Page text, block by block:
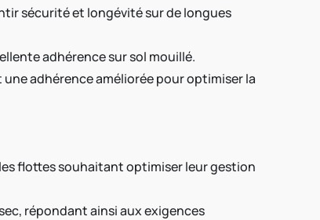
sécurité et longévité sur de longues
adhérence sur sol mouillé.
adhérence améliorée pour optimiser la
flottes souhaitant optimiser leur gestion
répondant ainsi aux exigences